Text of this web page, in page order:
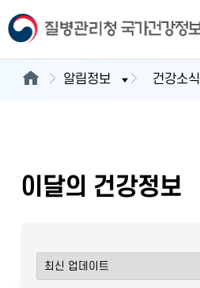
알림정보 건강소식
이달의 건강정보